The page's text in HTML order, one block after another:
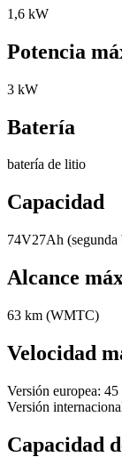
1,6 kW
Potencia
3 kW
Batería
batería de litio
Capacidad
74V27Ah (segunda
Alcance
63 km (WMTC)
Velocidad
Versión europea:
Versión
Capacidad